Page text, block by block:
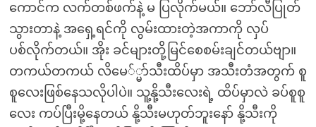
ကောင်က လက်တစ်ဖက်နဲ့ မ ပြလိုက်မယ်။ ဘော်လီပြုတ်
သွားတာနဲ့ အရှေ့ရင်ကို လွမ်းထားတဲ့အကာကို လှပ်
ပစ်လိုက်တယ်။ အိုး ခင်များတို့မြင်စေစမ်းချင်တယ်ဗျာ။
တကယ်တကယ် လိမေ်္မာ်သီးထိပ်မှာ အသီးတံအတွက် စူ
စူလေးဖြစ်နေသလိုပါပဲ။ သူ့နို့သီးလေးရဲ့ ထိပ်မှာလဲ ခပ်စူစူ
လေး ကပ်ပြီးမို့နေတယ် နို့သီးမဟုတ်ဘူးနော် နို့သီးကို